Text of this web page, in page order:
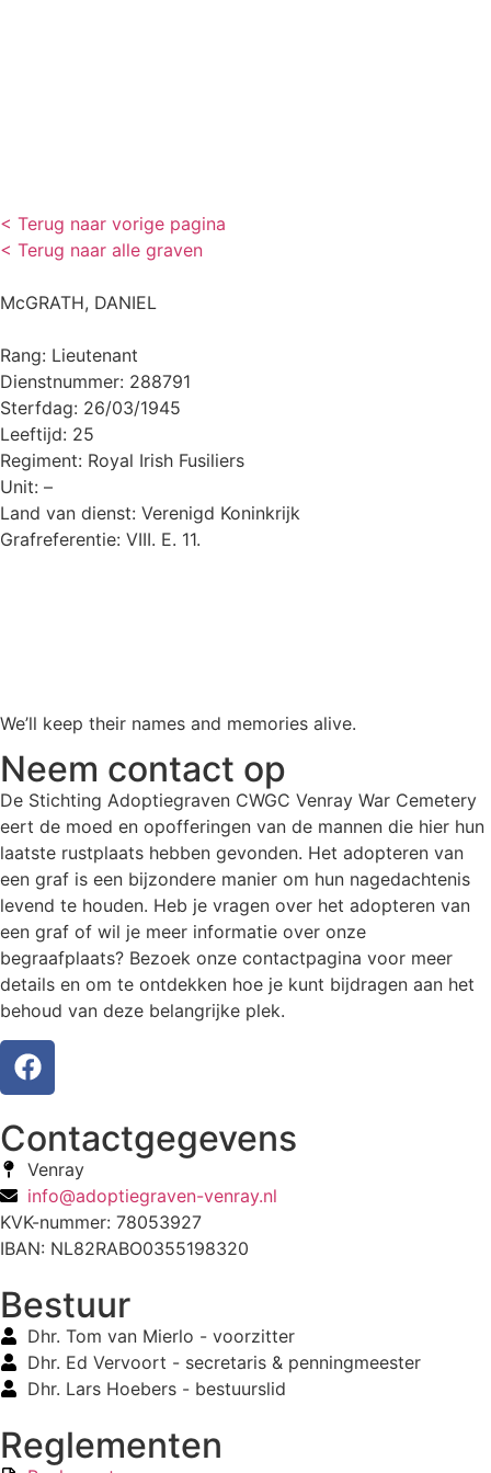
< Terug naar vorige pagina
< Terug naar alle graven
McGRATH, DANIEL
Rang: Lieutenant
Dienstnummer: 288791
Sterfdag: 26/03/1945
Leeftijd: 25
Regiment: Royal Irish Fusiliers
Unit: –
Land van dienst: Verenigd Koninkrijk
Grafreferentie: VIII. E. 11.
We’ll keep their names and memories alive.
Neem contact op
De Stichting Adoptiegraven CWGC Venray War Cemetery
eert de moed en opofferingen van de mannen die hier hun
laatste rustplaats hebben gevonden. Het adopteren van
een graf is een bijzondere manier om hun nagedachtenis
levend te houden. Heb je vragen over het adopteren van
een graf of wil je meer informatie over onze
begraafplaats? Bezoek onze contactpagina voor meer
details en om te ontdekken hoe je kunt bijdragen aan het
behoud van deze belangrijke plek.
Contactgegevens
Venray
info@adoptiegraven-venray.nl
KVK-nummer: 78053927
IBAN: NL82RABO0355198320
Bestuur
Dhr. Tom van Mierlo - voorzitter
Dhr. Ed Vervoort - secretaris & penningmeester
Dhr. Lars Hoebers - bestuurslid
Reglementen